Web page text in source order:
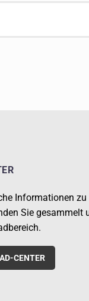
Informationen zu
Sie gesammelt
CENTER